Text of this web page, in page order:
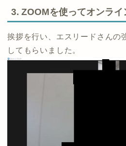
3. ZOOMを使ってオンライ
挨拶を行い、エスリードさんの
してもらいました。